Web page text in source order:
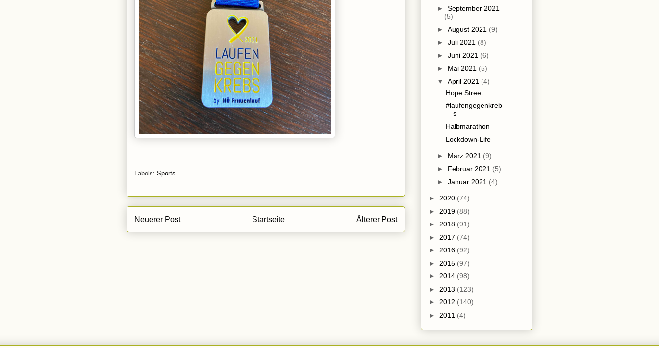
Labels: Sports
Neuerer Post Älterer Post
Startseite
► September 2021
(5)
► August 2021 (9)
► Juli 2021 (8)
► Juni 2021 (6)
► Mai 2021 (5)
▼ April 2021 (4)
Hope Street
#laufengegenkreb
s
Halbmarathon
Lockdown-Life
► März 2021 (9)
► Februar 2021 (5)
► Januar 2021 (4)
► 2020 (74)
► 2019 (88)
► 2018 (91)
► 2017 (74)
► 2016 (92)
► 2015 (97)
► 2014 (98)
► 2013 (123)
► 2012 (140)
► 2011 (4)